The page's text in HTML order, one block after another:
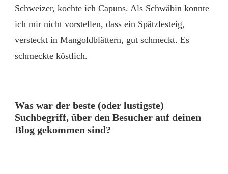
Schweizer, kochte ich Capuns. Als Schwäbin konnte
ich mir nicht vorstellen, dass ein Spätzlesteig,
versteckt in Mangoldblättern, gut schmeckt. Es
schmeckte köstlich.
Was war der beste (oder lustigste)
Suchbegriff, über den Besucher auf deinen
Blog gekommen sind?